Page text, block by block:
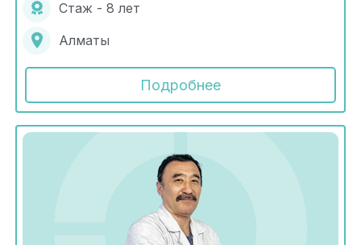
Стаж - 8 лет
Алматы
Подробнее